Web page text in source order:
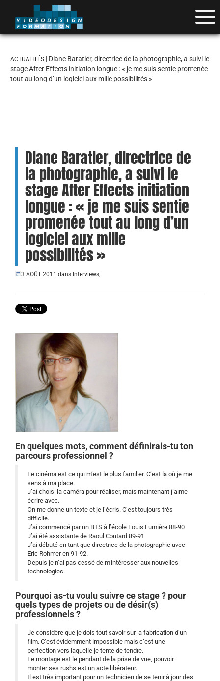
ACTUALITÉS | Diane Baratier, directrice de la photographie, a suivi le
stage After Effects initiation longue : « je me suis sentie promenée
tout au long d’un logiciel aux mille possibilités »
Diane Baratier, directrice de
la photographie, a suivi le
stage After Effects initiation
longue : « je me suis sentie
promenée tout au long d’un
logiciel aux mille
possibilités »
3 AOÛT 2011 dans Interviews,
En quelques mots, comment définirais-tu ton
parcours professionnel ?
Le cinéma est ce qui m’est le plus familier. C’est là où je me
sens à ma place.
J’ai choisi la caméra pour réaliser, mais maintenant j’aime
écrire avec.
On me donne un texte et je l’écris. C’est toujours très
difficile.
J’ai commencé par un BTS à l’école Louis Lumière 88-90
J’ai été assistante de Raoul Coutard 89-91
J’ai débuté en tant que directrice de la photographie avec
Eric Rohmer en 91-92.
Depuis je n’ai pas cessé de m’intéresser aux nouvelles
technologies.
Pourquoi as-tu voulu suivre ce stage ? pour
quels types de projets ou de désir(s)
professionnels ?
Je considère que je dois tout savoir sur la fabrication d’un
film. C’est évidemment impossible mais c’est une
perfection vers laquelle je tente de tendre.
Le montage est le pendant de la prise de vue, pouvoir
monter ses rushs est un acte libérateur.
Il est très important pour un technicien de se tenir à jour des